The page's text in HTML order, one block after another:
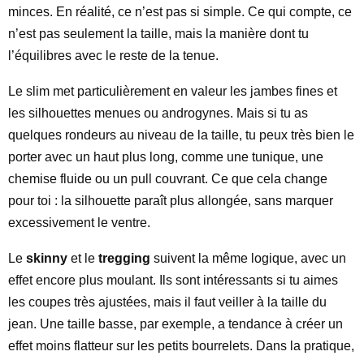
minces. En réalité, ce n’est pas si simple. Ce qui compte, ce
n’est pas seulement la taille, mais la manière dont tu
l’équilibres avec le reste de la tenue.
Le slim met particulièrement en valeur les jambes fines et
les silhouettes menues ou androgynes. Mais si tu as
quelques rondeurs au niveau de la taille, tu peux très bien le
porter avec un haut plus long, comme une tunique, une
chemise fluide ou un pull couvrant. Ce que cela change
pour toi : la silhouette paraît plus allongée, sans marquer
excessivement le ventre.
Le skinny et le tregging suivent la même logique, avec un
effet encore plus moulant. Ils sont intéressants si tu aimes
les coupes très ajustées, mais il faut veiller à la taille du
jean. Une taille basse, par exemple, a tendance à créer un
effet moins flatteur sur les petits bourrelets. Dans la pratique,